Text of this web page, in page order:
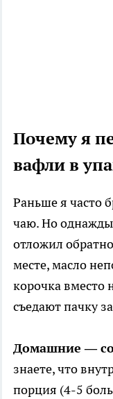
Почему я
вафли в
Раньше я часто
чаю. Но
отложил
месте, масло
корочка вместо
съедают пачку
Домашние —
знаете, что
порция (4-5